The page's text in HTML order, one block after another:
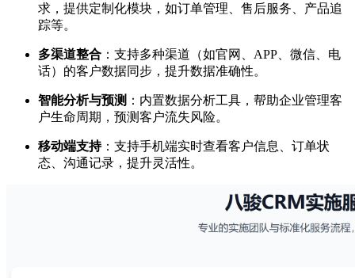
求，提供定制化模块，如订单管理、售后服务、产品追
踪等。
多渠道整合 ：支持多种渠道（如官网、APP、微信、电
话）的客户数据同步，提升数据准确性。
智能分析与预测 ：内置数据分析工具，帮助企业管理客
户生命周期，预测客户流失风险。
移动端支持：支持手机端实时查看客户信息、订单状
态、沟通记录，提升灵活性。